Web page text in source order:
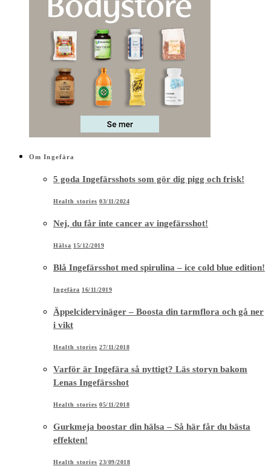
Om Ingefära
5 goda Ingefärsshots som gör dig pigg och frisk!
Health stories 03/11/2024
Nej, du får inte cancer av ingefärsshot!
Hälsa 15/12/2019
Blå Ingefärsshot med spirulina – ice cold blue edition!
Ingefära 16/11/2019
Äppelcidervinäger – Boosta din tarmflora och gå ner
i vikt
Health stories 27/11/2018
Varför är Ingefära så nyttigt? Läs storyn bakom
Lenas Ingefärsshot
Health stories 05/11/2018
Gurkmeja boostar din hälsa – Så här får du bästa
effekten!
Health stories 23/09/2018